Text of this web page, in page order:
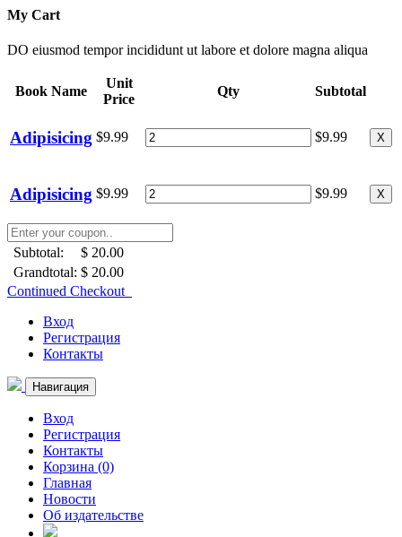
My Cart
DO eiusmod tempor incididunt ut labore et dolore magna aliqua
Book Name
Unit
Price
Qty Subtotal
Adipisicing $9.99 $9.99 X
Adipisicing $9.99 $9.99 X
Subtotal:
$ 20.00
Grandtotal: $ 20.00
Continued Checkout
Вход
Регистрация
Контакты
Навигация
Вход
Регистрация
Контакты
Корзина (0)
Главная
Новости
Об издательстве